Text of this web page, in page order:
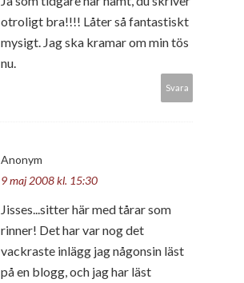
otroligt bra!!!! Låter så fantastiskt
mysigt. Jag ska kramar om min tös
nu.
Svara
Anonym
9 maj 2008 kl. 15:30
Jisses...sitter här med tårar som
rinner! Det har var nog det
vackraste inlägg jag någonsin läst
på en blogg, och jag har läst